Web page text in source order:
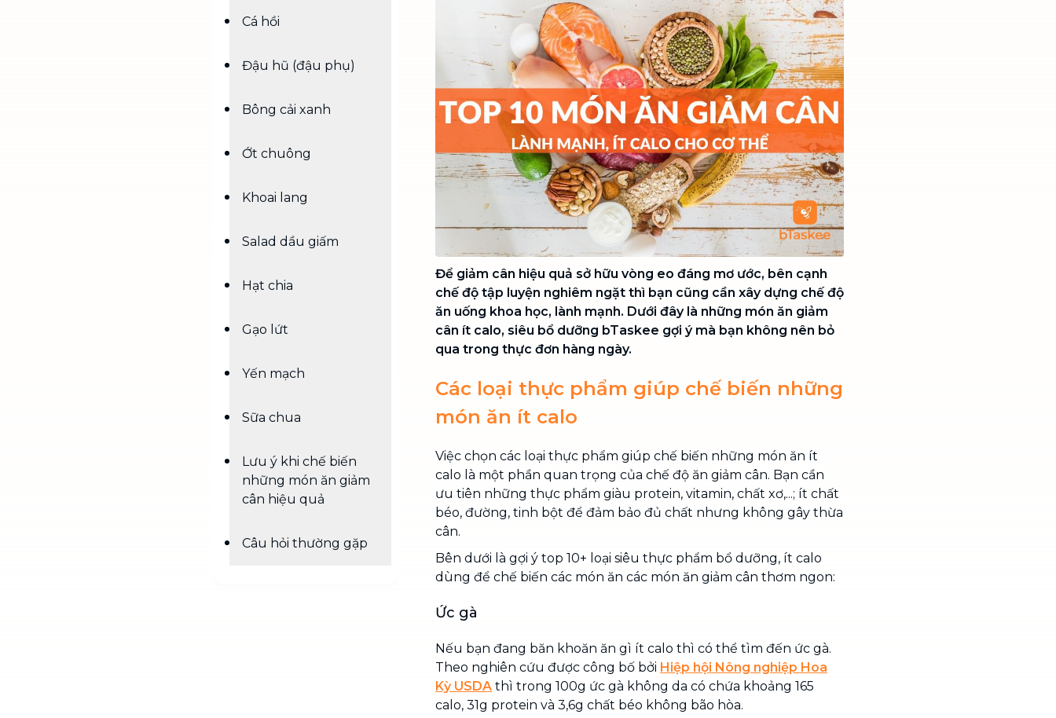
Chuyển nhà trọn gói, không lo dọn
dẹp nơi đi nơi đến
Vệ sinh công nghiệp NEW
Vệ sinh chuyên nghiệp cho văn
phòng, nhà xưởng, công trình lớn
Cá hồi
Đậu hũ (đậu phụ)
Bông cải xanh
Ớt chuông
Khoai lang
Salad dầu giấm
Hạt chia
Gạo lứt
Yến mạch
Sữa chua
Lưu ý khi chế biến
những món ăn giảm
cân hiệu quả
Câu hỏi thường gặp
Để giảm cân hiệu quả sở hữu vòng eo đáng mơ ước, bên cạnh
chế độ tập luyện nghiêm ngặt thì bạn cũng cần xây dựng chế độ
ăn uống khoa học, lành mạnh. Dưới đây là những món ăn giảm
cân ít calo, siêu bổ dưỡng bTaskee gợi ý mà bạn không nên bỏ
qua trong thực đơn hàng ngày.
Các loại thực phẩm giúp chế biến những
món ăn ít calo
Việc chọn các loại thực phẩm giúp chế biến những món ăn ít
calo là một phần quan trọng của chế độ ăn giảm cân. Bạn cần
ưu tiên những thực phẩm giàu protein, vitamin, chất xơ,...; ít chất
béo, đường, tinh bột để đảm bảo đủ chất nhưng không gây thừa
cân.
Bên dưới là gợi ý top 10+ loại siêu thực phẩm bổ dưỡng, ít calo
dùng để chế biến các món ăn các món ăn giảm cân thơm ngon:
Ức gà
Nếu bạn đang băn khoăn ăn gì ít calo thì có thể tìm đến ức gà.
Theo nghiên cứu được công bố bởi Hiệp hội Nông nghiệp Hoa
Kỳ USDA thì trong 100g ức gà không da có chứa khoảng 165
calo, 31g protein và 3,6g chất béo không bão hòa.